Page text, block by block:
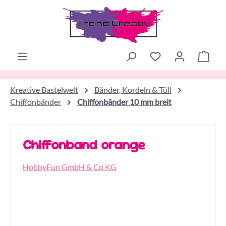
Zum Hauptinhalt springen
Kreative Bastelwelt
Bänder, Kordeln & Tüll
Chiffonbänder
Chiffonbänder 10 mm breit
Chiffonband orange
HobbyFun GmbH & Co KG